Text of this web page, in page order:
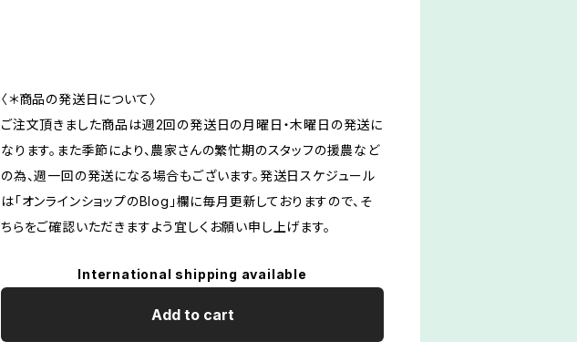
〈＊商品の発送日について〉
ご注文頂きました商品は週2回の発送日の月曜日・木曜日の発送に
なります。また季節により、農家さんの繁忙期のスタッフの援農など
の為、週一回の発送になる場合もございます。発送日スケジュール
は「オンラインショップのBlog」欄に毎月更新しておりますので、そ
ちらをご確認いただきますよう宜しくお願い申し上げます。
International shipping available
Add to cart